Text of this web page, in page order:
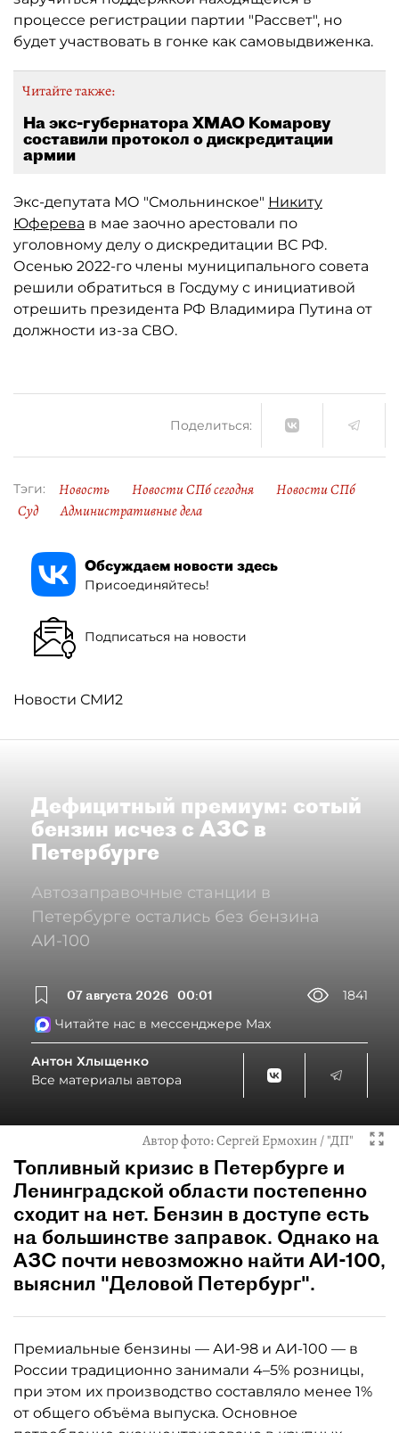
процессе регистрации партии "Рассвет", но
будет участвовать в гонке как самовыдвиженка.
Читайте также:
На экс-губернатора ХМАО Комарову
составили протокол о дискредитации
армии
Экс-депутата МО "Смольнинское" Никиту
Юферева в мае заочно арестовали по
уголовному делу о дискредитации ВС РФ.
Осенью 2022-го члены муниципального совета
решили обратиться в Госдуму с инициативой
отрешить президента РФ Владимира Путина от
должности из-за СВО.
Поделиться:
Тэги: Новость Новости СПб сегодня
Новости СПб
Суд
Административные дела
Обсуждаем новости здесь
Присоединяйтесь!
Подписаться на новости
Новости СМИ2
Дефицитный премиум: сотый
бензин исчез с АЗС в
Петербурге
Автозаправочные станции в
Петербурге остались без бензина
АИ-100
07 августа 2026 00:01
1841
Читайте нас в мессенджере Max
Антон Хлыщенко
Все материалы автора
Автор фото:Сергей Ермохин / "ДП"
Топливный кризис в Петербурге и
Ленинградской области постепенно
сходит на нет. Бензин в доступе есть
на большинстве заправок. Однако на
АЗС почти невозможно найти АИ-100,
выяснил "Деловой Петербург".
Премиальные бензины — АИ-98 и АИ-100 — в
России традиционно занимали 4–5% розницы,
при этом их производство составляло менее 1%
от общего объёма выпуска. Основное